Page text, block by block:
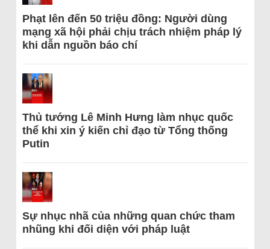
Phạt lên đến 50 triệu đồng: Người dùng
mạng xã hội phải chịu trách nhiệm pháp lý
khi dẫn nguồn báo chí
Thủ tướng Lê Minh Hưng làm nhục quốc
thể khi xin ý kiến chỉ đạo từ Tổng thống
Putin
Sự nhục nhã của những quan chức tham
nhũng khi đối diện với pháp luật